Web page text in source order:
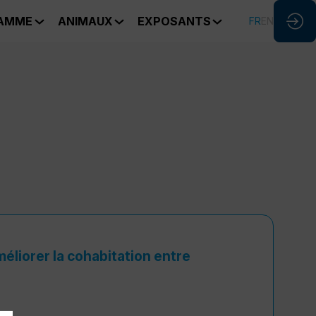
ANIMAUX EXPOSANTS FR
la cohabitation entre